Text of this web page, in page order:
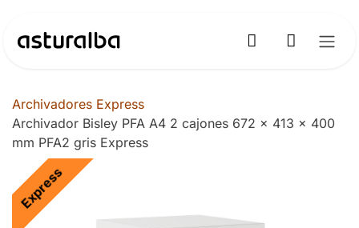
Archivadores Express
Archivador Bisley PFA A4 2 cajones 672 x 413 x 400
mm PFA2 gris Express
Express